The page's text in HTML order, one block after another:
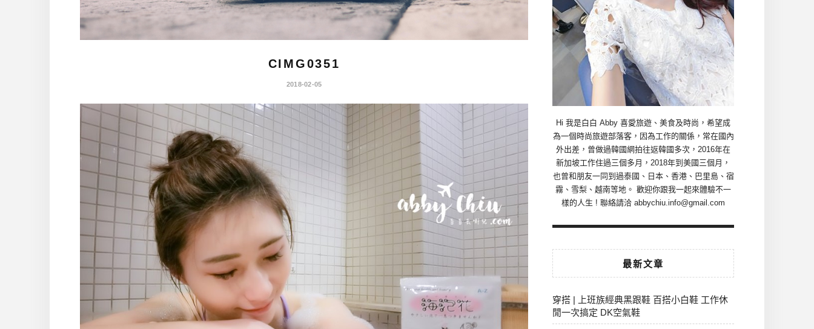
CIMG0351
2018-02-05
Hi 我是白白 Abby 喜愛旅遊、美食及時尚，希望成
為一個時尚旅遊部落客，因為工作的關係，常在國內
外出差，曾做過韓國網拍往返韓國多次，2016年在
新加坡工作住過三個多月，2018年到美國三個月，
也曾和朋友一同到過泰國、日本、香港、巴里島、宿
霧、雪梨、越南等地。 歡迎你跟我一起來體驗不一
樣的人生 ! 聯絡請洽 abbychiu.info@gmail.com
最新文章
穿搭 | 上班族經典黑跟鞋 百搭小白鞋 工作休
閒一次搞定 DK空氣鞋